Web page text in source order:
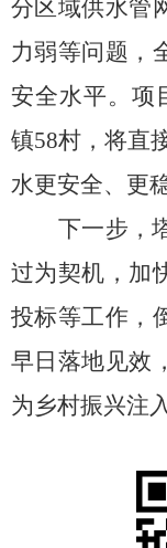
分区域供水管
力弱等问题，
安全水平。项
镇58村 ，将直
水更安全、更
下一步，
过为契机，加
投标等工作，
早日落地见效
为乡村振兴注